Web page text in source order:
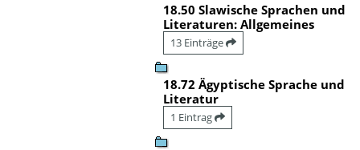
18.50 Slawische Sprachen und
Literaturen: Allgemeines
13 Einträge
18.72 Ägyptische Sprache und
Literatur
1 Eintrag